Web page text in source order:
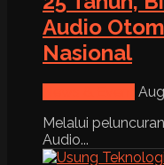
Audio
Nasional
Melalui
Audio...